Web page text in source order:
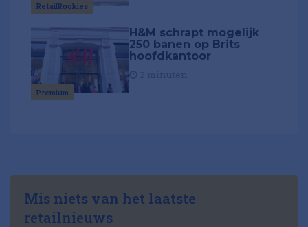
RetailRookies
Premium
H&M schrapt mogelijk
250 banen op Brits
hoofdkantoor
Mis niets van het laatste
retailnieuws